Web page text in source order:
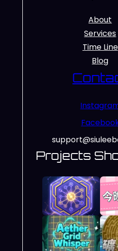
About
Services
Time Line
Blog
Projects